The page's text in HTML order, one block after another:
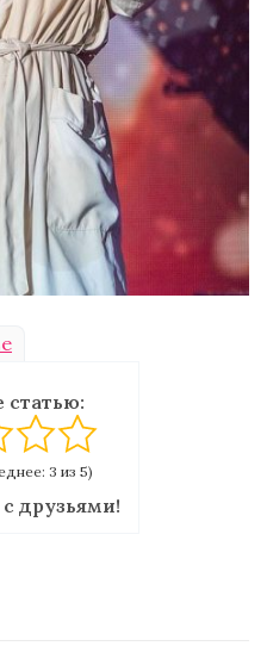
статью:
3 из 5)
друзьями!